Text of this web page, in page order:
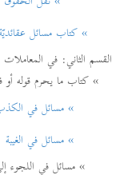
» كتاب مسائل
القسم الثاني: في المعاملات
» كتاب ما يحرم قوله أو
» مسائل في الكذب
» مسائل في الغيبة
» مسائل في اللجوء إلى